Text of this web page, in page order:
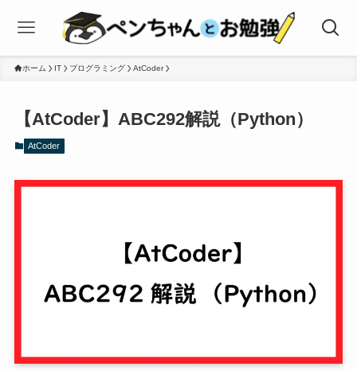
ホーム IT プログラミング AtCoder
【AtCoder】ABC292解説（Python）
AtCoder